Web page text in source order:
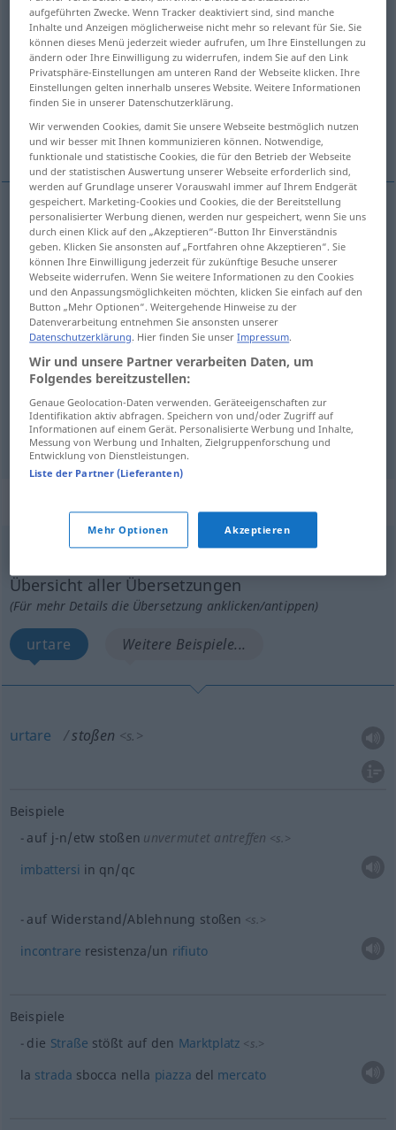
Übersicht aller Übersetzungen
(Für mehr Details die Übersetzung anklicken/antippen)
colpire buttare con una spinta
piantare
colpire stoßen
buttare(con una spinta) stoßen schubsen
piantare stoßenrammen
v/i <stößt;stieß;gestoßen>
Übersicht aller Übersetzungen
(Für mehr Details die Übersetzung anklicken/antippen)
urtare Weitere Beispiele...
urtare stoßen <s. >
Beispiele
auf j-n/etw stoßen unvermutet antreffen <s. >
imbattersi in qn/qc
auf Widerstand/Ablehnung stoßen <s. >
incontrare resistenza/un rifiuto
Beispiele
die Straße stößt auf den Marktplatz <s. >
la strada sbocca nella piazza del mercato
aufgeführten Zwecke. Wenn Tracker deaktiviert sind, sind manche
Inhalte und Anzeigen möglicherweise nicht mehr so relevant für Sie. Sie
können dieses Menü jederzeit wieder aufrufen, um Ihre Einstellungen zu
ändern oder Ihre Einwilligung zu widerrufen, indem Sie auf den Link
Privatsphäre-Einstellungen am unteren Rand der Webseite klicken. Ihre
Einstellungen gelten innerhalb unseres Website. Weitere Informationen
finden Sie in unserer Datenschutzerklärung.
Wir verwenden Cookies, damit Sie unsere Webseite bestmöglich nutzen
und wir besser mit Ihnen kommunizieren können. Notwendige,
funktionale und statistische Cookies, die für den Betrieb der Webseite
und der statistischen Auswertung unserer Webseite erforderlich sind,
werden auf Grundlage unserer Vorauswahl immer auf Ihrem Endgerät
gespeichert. Marketing-Cookies und Cookies, die der Bereitstellung
personalisierter Werbung dienen, werden nur gespeichert, wenn Sie uns
durch einen Klick auf den „Akzeptieren“-Button Ihr Einverständnis
geben. Klicken Sie ansonsten auf „Fortfahren ohne Akzeptieren“. Sie
können Ihre Einwilligung jederzeit für zukünftige Besuche unserer
Webseite widerrufen. Wenn Sie weitere Informationen zu den Cookies
und den Anpassungsmöglichkeiten möchten, klicken Sie einfach auf den
Button „Mehr Optionen“. Weitergehende Hinweise zu der
Datenverarbeitung entnehmen Sie ansonsten unserer
Datenschutzerklärung. Hier finden Sie unserImpressum.
Wir und unsere Partner verarbeiten Daten, um
Folgendes bereitzustellen:
Genaue Geolocation-Daten verwenden. Geräteeigenschaften zur
Identifikation aktiv abfragen. Speichern von und/oder Zugriff auf
Informationen auf einem Gerät. Personalisierte Werbung und Inhalte,
Messung von Werbung und Inhalten, Zielgruppenforschung und
Entwicklung von Dienstleistungen.
Liste der Partner (Lieferanten)
Mehr Optionen Akzeptieren